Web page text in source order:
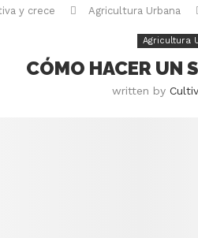
y crece Agricultura Urbana
Agricultura
CÓMO HACER UN
written by